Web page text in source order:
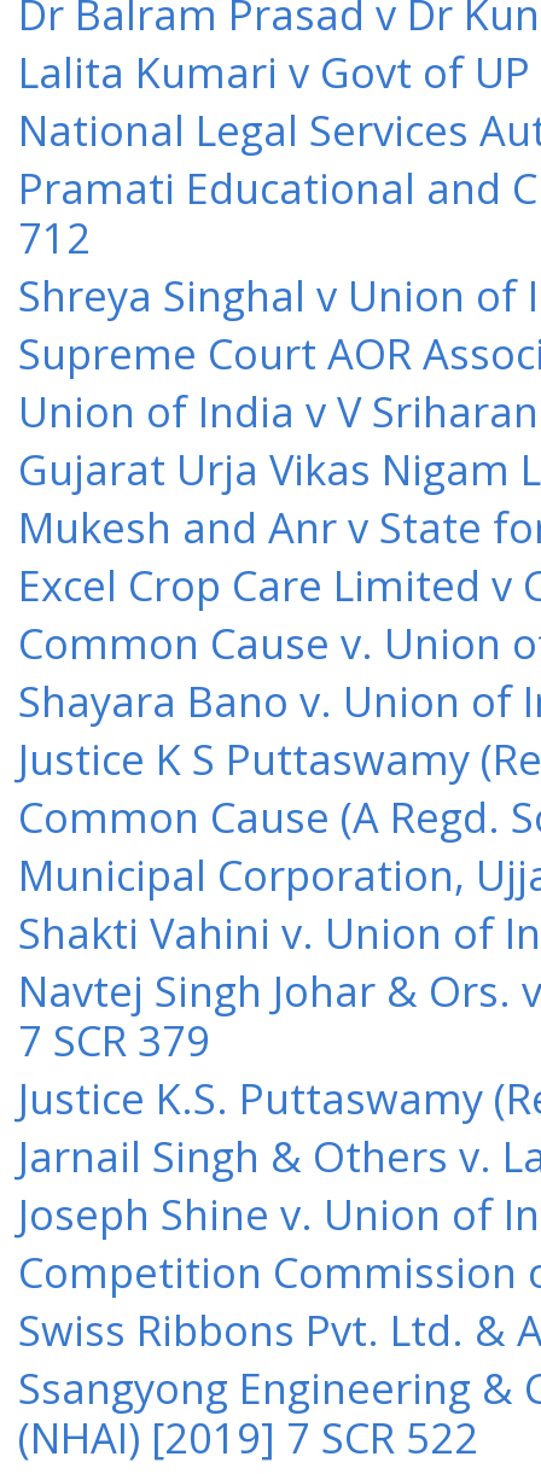
Dr Balram Prasad v Dr
Lalita Kumari v Govt of
National Legal Services
Pramati Educational and
712
Shreya Singhal v Union of
Supreme Court AOR
Union of India v V
Gujarat Urja Vikas Nigam
Mukesh and Anr v State
Excel Crop Care Limited
Common Cause v. Union
Shayara Bano v. Union of
Justice K S Puttaswamy
Common Cause (A Regd.
Municipal Corporation,
Shakti Vahini v. Union of
Navtej Singh Johar &
7 SCR 379
Justice K.S. Puttaswamy
Jarnail Singh & Others v.
Joseph Shine v. Union of
Competition Commission
Swiss Ribbons Pvt. Ltd. &
Ssangyong Engineering
(NHAI) [2019] 7 SCR 522